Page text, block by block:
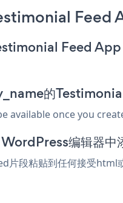
Feed App
的
available once you
编辑器中
片段粘贴到任何接受